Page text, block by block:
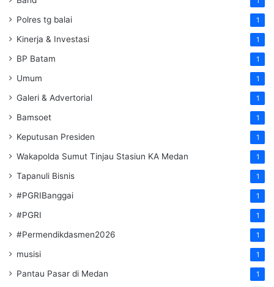
Polres tg balai 1
Kinerja & Investasi 1
BP Batam 1
Umum 1
Galeri & Advertorial 1
Bamsoet 1
Keputusan Presiden 1
Wakapolda Sumut Tinjau Stasiun KA Medan 1
Tapanuli Bisnis 1
#PGRIBanggai 1
#PGRI 1
#Permendikdasmen2026 1
musisi 1
Pantau Pasar di Medan 1